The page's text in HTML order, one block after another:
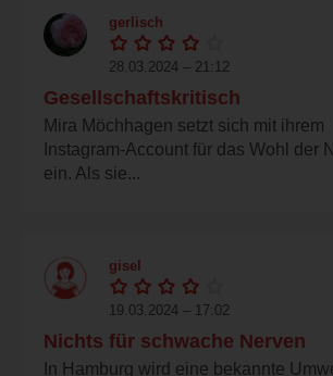
gerlisch
28.03.2024 – 21:12
Gesellschaftskritisch
Mira Möchhagen setzt sich mit ihrem
Instagram-Account für das Wohl der
ein. Als sie...
gisel
19.03.2024 – 17:02
Nichts für schwache Nerven
In Hamburg wird eine bekannte